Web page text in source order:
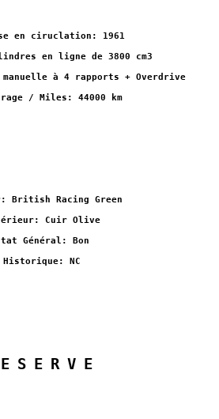
en ciruclation: 1961
en ligne de 3800 cm3
à 4 rapports + Overdrive
/ Miles: 44000 km
British Racing Green
Cuir Olive
Général: Bon
Historique: NC